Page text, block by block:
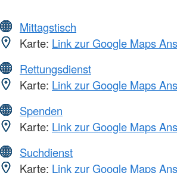
Mittagstisch
Karte: Link zur Google Maps
Rettungsdienst
Karte: Link zur Google Maps
Spenden
Karte: Link zur Google Maps
Suchdienst
Karte: Link zur Google Maps